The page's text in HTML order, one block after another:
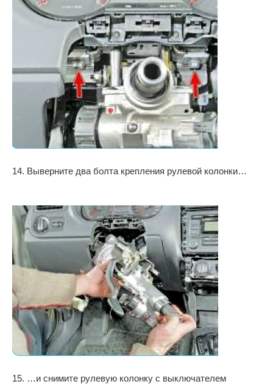
14. Выверните два болта крепления рулевой колонки…
15. …и снимите рулевую колонку с выключателем